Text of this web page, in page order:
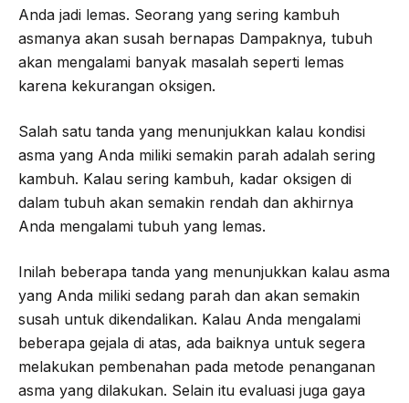
Anda jadi lemas. Seorang yang sering kambuh
asmanya akan susah bernapas Dampaknya, tubuh
akan mengalami banyak masalah seperti lemas
karena kekurangan oksigen.
Salah satu tanda yang menunjukkan kalau kondisi
asma yang Anda miliki semakin parah adalah sering
kambuh. Kalau sering kambuh, kadar oksigen di
dalam tubuh akan semakin rendah dan akhirnya
Anda mengalami tubuh yang lemas.
Inilah beberapa tanda yang menunjukkan kalau asma
yang Anda miliki sedang parah dan akan semakin
susah untuk dikendalikan. Kalau Anda mengalami
beberapa gejala di atas, ada baiknya untuk segera
melakukan pembenahan pada metode penanganan
asma yang dilakukan. Selain itu evaluasi juga gaya